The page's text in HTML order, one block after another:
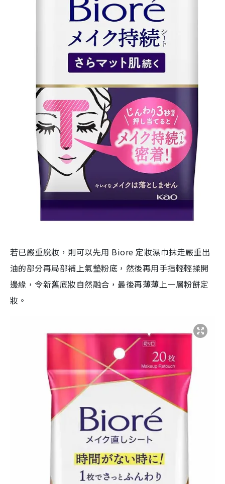
若已嚴重脫妝，則可以先用 Biore 定妝濕巾抹走嚴重出
油的部分再局部補上氣墊粉底，然後再用手指輕輕揉開
邊緣，令新舊底妝自然融合，最後再薄薄上一層粉餅定
妝。